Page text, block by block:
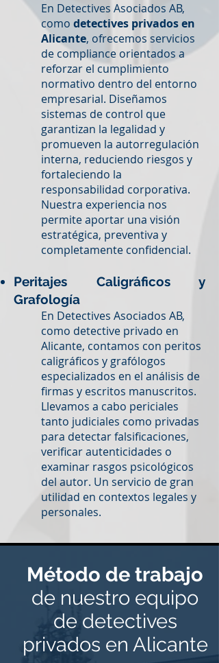
En Detectives Asociados AB,
como detectives privados en
Alicante, ofrecemos servicios
de compliance orientados a
reforzar el cumplimiento
normativo dentro del entorno
empresarial. Diseñamos
sistemas de control que
garantizan la legalidad y
promueven la autorregulación
interna, reduciendo riesgos y
fortaleciendo la
responsabilidad corporativa.
Nuestra experiencia nos
permite aportar una visión
estratégica, preventiva y
completamente confidencial.
Peritajes Caligráficos y
Grafología
En Detectives Asociados AB,
como detective privado en
Alicante, contamos con peritos
caligráficos y grafólogos
especializados en el análisis de
firmas y escritos manuscritos.
Llevamos a cabo periciales
tanto judiciales como privadas
para detectar falsificaciones,
verificar autenticidades o
examinar rasgos psicológicos
del autor. Un servicio de gran
utilidad en contextos legales y
personales.
Método de trabajo
de nuestro equipo
de detectives
privados en Alicante